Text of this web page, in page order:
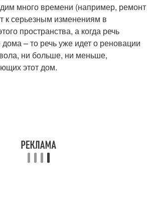
много времени (например, ремонт
к серьезным изменениям в
пространства, а когда речь
– то речь уже идет о реновации
ни больше, ни меньше,
этот дом.